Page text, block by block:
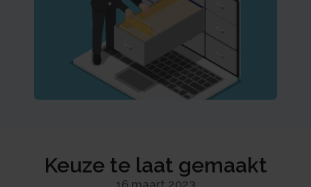
Keuze te laat gemaakt
16 maart 2023